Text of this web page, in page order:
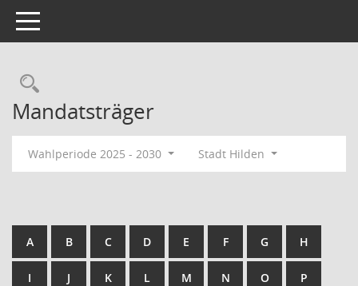
Toggle navigation
Rechercheauswahl
Mandatsträger
Wahlperiode 2025 - 2030 Stadt Hilden
A B C D E F G H
I J K L M N O P